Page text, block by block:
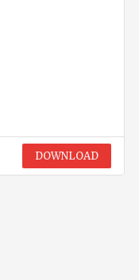
DOWNLOAD